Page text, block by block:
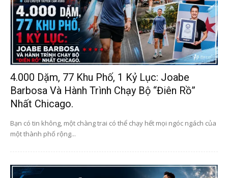
4.000 Dặm, 77 Khu Phố, 1 Kỷ Lục: Joabe
Barbosa Và Hành Trình Chạy Bộ “điên Rồ”
Nhất Chicago.
Bạn có tin không, một chàng trai có thể chạy hết mọi ngóc ngách của
một thành phố rộng...